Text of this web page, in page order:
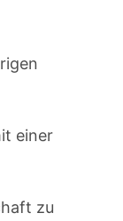
einer
zu